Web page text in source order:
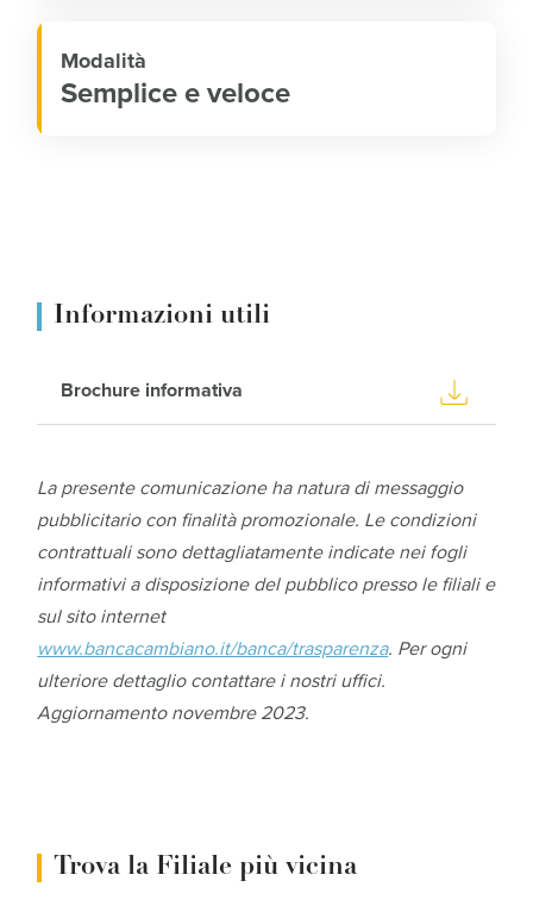
Modalità
Semplice e veloce
Informazioni utili
Brochure informativa
La presente comunicazione ha natura di messaggio
pubblicitario con finalità promozionale. Le condizioni
contrattuali sono dettagliatamente indicate nei fogli
informativi a disposizione del pubblico presso le filiali e
sul sito internet
www.bancacambiano.it/banca/trasparenza. Per ogni
ulteriore dettaglio contattare i nostri uffici.
Aggiornamento novembre 2023.
Trova la Filiale più vicina